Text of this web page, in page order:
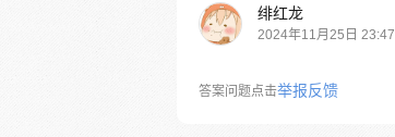
绯红龙
2024年11月25日 23:47
答案问题点击举报反馈